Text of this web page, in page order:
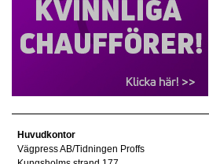
Huvudkontor
Vägpress AB/Tidningen Proffs